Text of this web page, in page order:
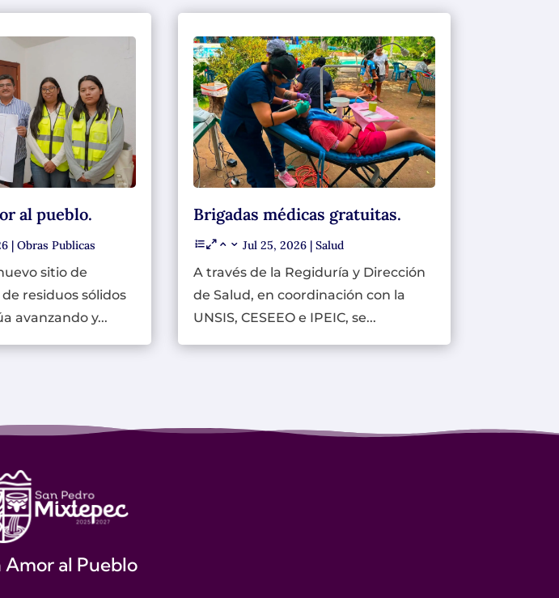
al pueblo.
| Obras Publicas
sitio de
residuos sólidos
avanzando y...
Brigadas médicas gratuitas.
Jul 25, 2026| Salud
A través de la Regiduría y Dirección
de Salud, en coordinación con la
UNSIS, CESEEO e IPEIC, se...
Amor al Pueblo